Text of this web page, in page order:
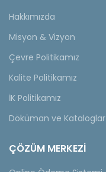
Hakkımızda
Misyon & Vizyon
Çevre Politikamız
Kalite Politikamız
İK Politikamız
Döküman ve Kataloglar
ÇÖZÜM MERKEZİ